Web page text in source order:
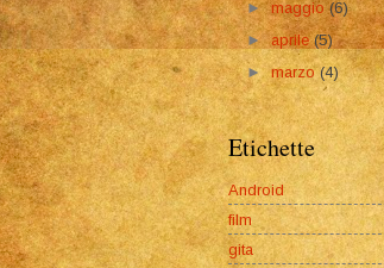
►maggio(6)
►aprile(5)
►marzo(4)
Etichette
Android
film
gita